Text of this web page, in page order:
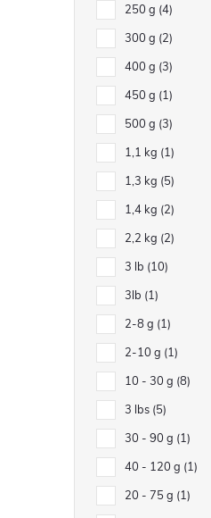
250 g 4
300 g 2
400 g 3
450 g 1
500 g 3
1,1 kg 1
1,3 kg 5
1,4 kg 2
2,2 kg 2
3 lb 10
3lb 1
2-8 g 1
2-10 g 1
10 - 30 g 8
3 lbs 5
30 - 90 g 1
40 - 120 g 1
20 - 75 g 1